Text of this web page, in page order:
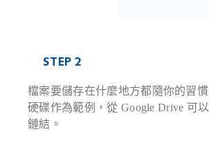
STEP 2
檔案要儲存在什麼地方都隨你的習
硬碟作為範例，從 Google Drive 可
鏈結。